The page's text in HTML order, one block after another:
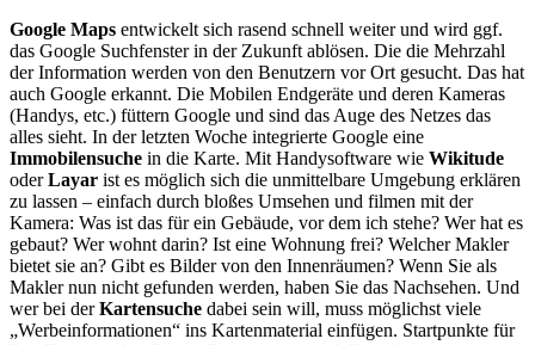
Google Maps entwickelt sich rasend schnell weiter und wird ggf.
das Google Suchfenster in der Zukunft ablösen. Die die Mehrzahl
der Information werden von den Benutzern vor Ort gesucht. Das hat
auch Google erkannt. Die Mobilen Endgeräte und deren Kameras
(Handys, etc.) füttern Google und sind das Auge des Netzes das
alles sieht. In der letzten Woche integrierte Google eine
Immobilensuche in die Karte. Mit Handysoftware wie Wikitude
oderLayar ist es möglich sich die unmittelbare Umgebung erklären
zu lassen – einfach durch bloßes Umsehen und filmen mit der
Kamera: Was ist das für ein Gebäude, vor dem ich stehe? Wer hat es
gebaut? Wer wohnt darin? Ist eine Wohnung frei? Welcher Makler
bietet sie an? Gibt es Bilder von den Innenräumen? Wenn Sie als
Makler nun nicht gefunden werden, haben Sie das Nachsehen. Und
wer bei derKartensuche dabei sein will, muss möglichst viele
„Werbeinformationen“ ins Kartenmaterial einfügen. Startpunkte für